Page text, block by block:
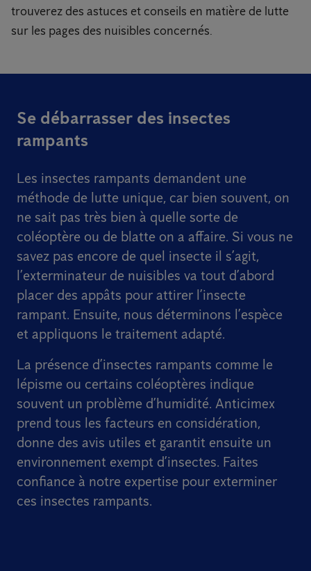
trouverez des astuces et conseils en matière de lutte
sur les pages des nuisibles concernés.
Se débarrasser des insectes
rampants
Les insectes rampants demandent une
méthode de lutte unique, car bien souvent, on
ne sait pas très bien à quelle sorte de
coléoptère ou de blatte on a affaire. Si vous ne
savez pas encore de quel insecte il s’agit,
l’exterminateur de nuisibles va tout d’abord
placer des appâts pour attirer l’insecte
rampant. Ensuite, nous déterminons l’espèce
et appliquons le traitement adapté.
La présence d’insectes rampants comme le
lépisme ou certains coléoptères indique
souvent un problème d’humidité. Anticimex
prend tous les facteurs en considération,
donne des avis utiles et garantit ensuite un
environnement exempt d’insectes. Faites
confiance à notre expertise pour exterminer
ces insectes rampants.